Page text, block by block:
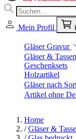
Mein Profil
Gläser Gravur
Gläser &
Geschenksets
Holzartikel
Gläser nach
Artikel ohne
Home
/ Gläser &